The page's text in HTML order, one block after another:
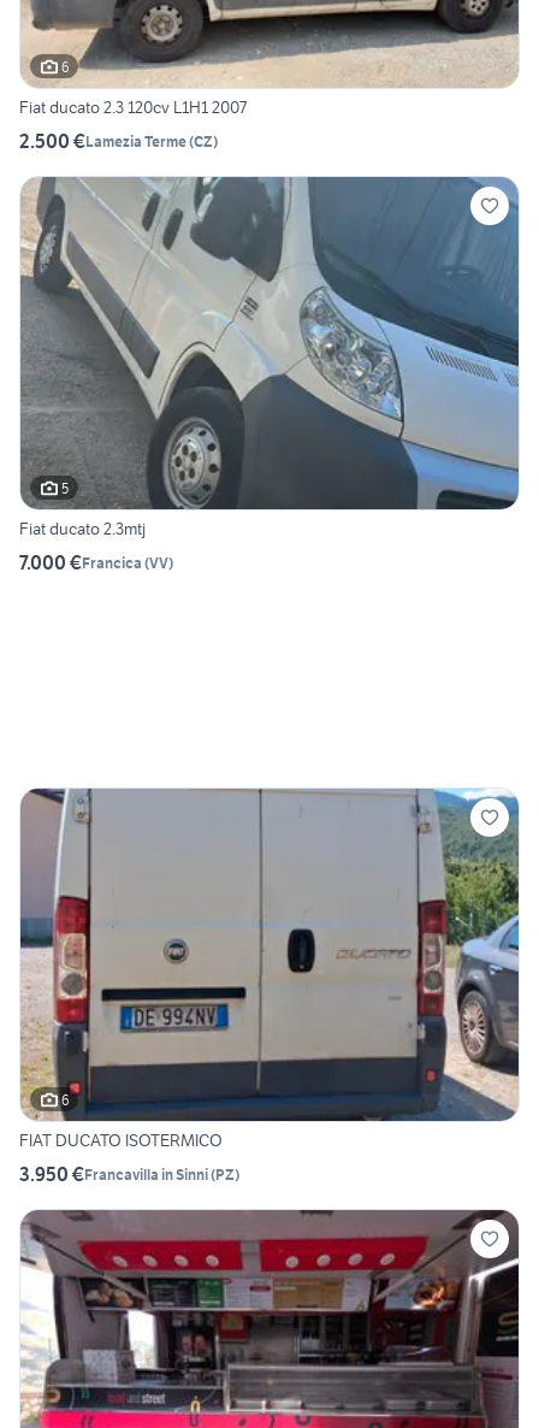
6
Fiat ducato 2.3 120cv L1H1 2007
2.500 €Lamezia Terme(CZ)
5
Fiat ducato 2.3mtj
7.000 €Francica (VV)
6
FIAT DUCATO ISOTERMICO
3.950 €Francavilla in Sinni(PZ)